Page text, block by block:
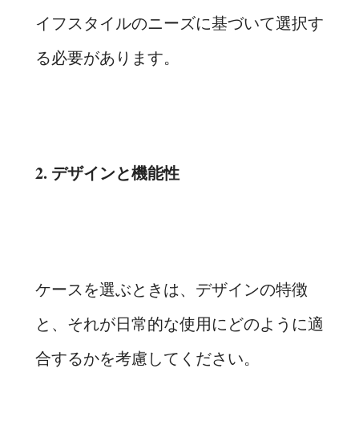
イフスタイルのニーズに基づいて選択す
る必要があります。
2. デザインと機能性
ケースを選ぶときは、デザインの特徴
と、それが日常的な使用にどのように適
合するかを考慮してください。